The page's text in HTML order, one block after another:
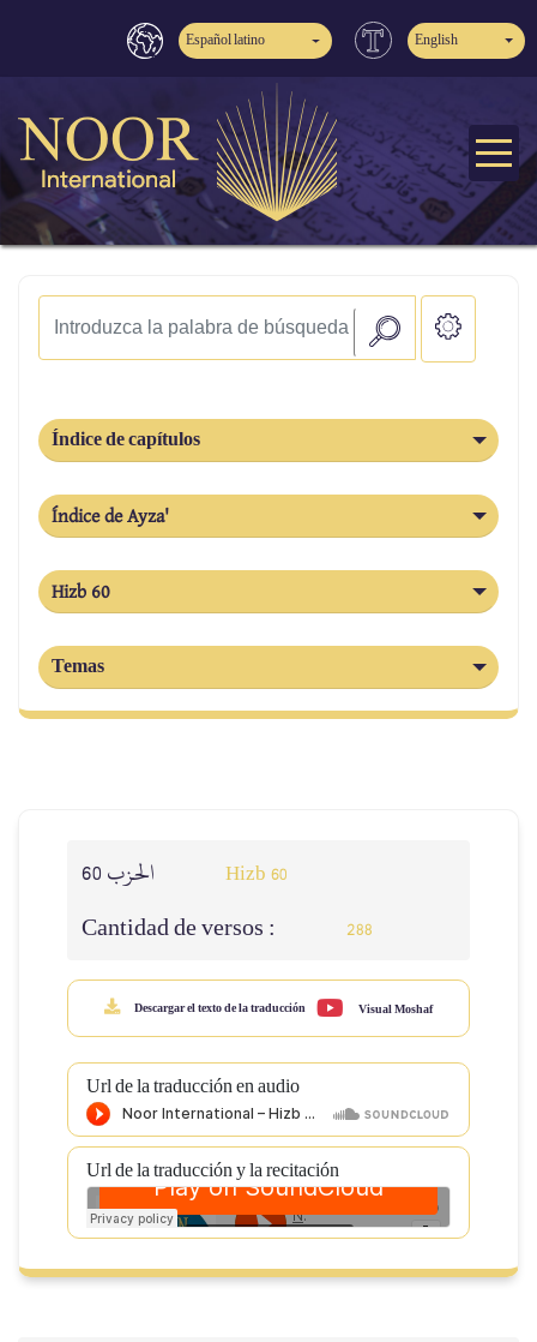
Español latino English
Índice de capítulos
Índice de Ayza'
Hizb 60
Temas
Hizb 60
Cantidad de versos : 288
Descargar el texto de la traducción Visual Moshaf
Url de la traducción en audio
Url de la traducción y la recitación